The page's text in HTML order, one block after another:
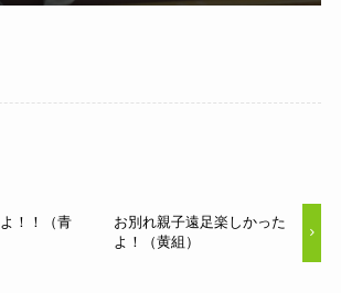
！！（青
お別れ親子遠足楽しかった
よ！（黄組）